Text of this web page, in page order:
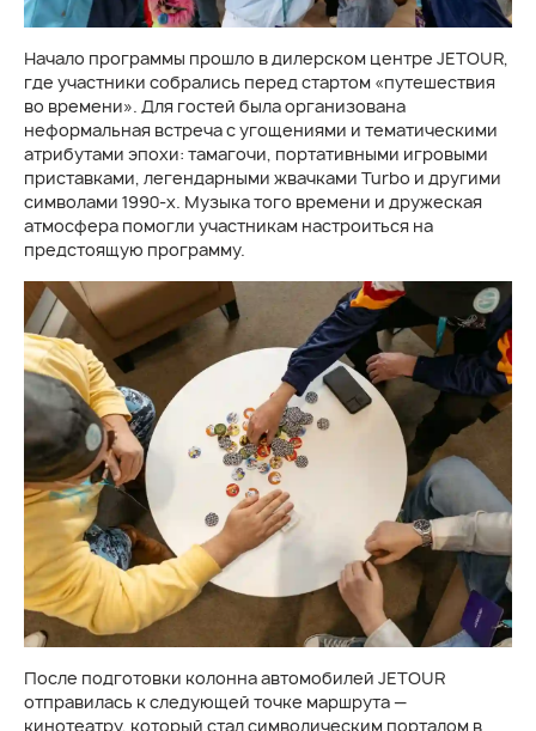
Начало программы прошло в дилерском центре JETOUR,
где участники собрались перед стартом «путешествия
во времени». Для гостей была организована
неформальная встреча с угощениями и тематическими
атрибутами эпохи: тамагочи, портативными игровыми
приставками, легендарными жвачками Turbo и другими
символами 1990-х. Музыка того времени и дружеская
атмосфера помогли участникам настроиться на
предстоящую программу.
После подготовки колонна автомобилей JETOUR
отправилась к следующей точке маршрута —
кинотеатру, который стал символическим порталом в